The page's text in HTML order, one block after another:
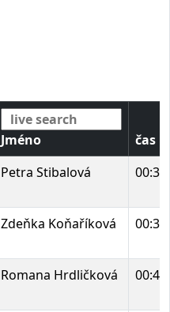
Jméno
čas
Petra Stibalová
Zdeňka Koňaříková
Romana Hrdličková